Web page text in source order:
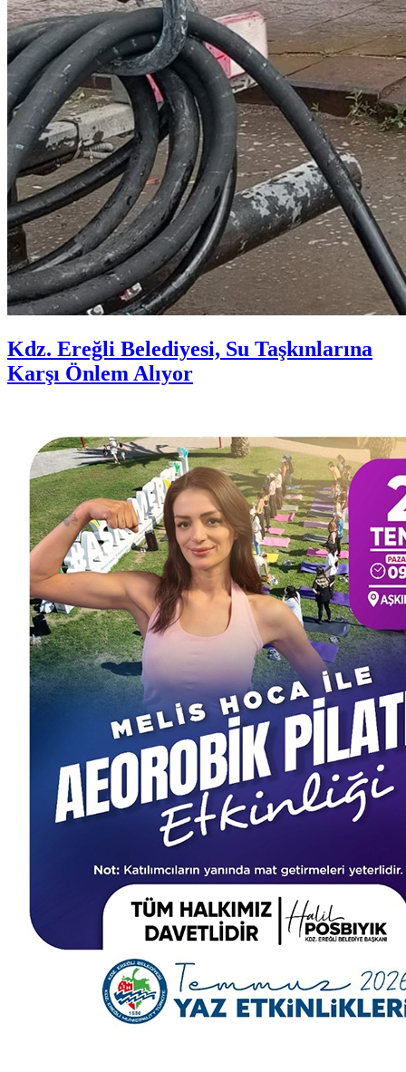
Kdz. Ereğli Belediyesi, Su Taşkınlarına
Karşı Önlem Alıyor